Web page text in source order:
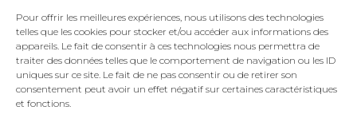
Pour offrir les meilleures expériences, nous utilisons des technologies
telles que les cookies pour stocker et/ou accéder aux informations des
appareils. Le fait de consentir à ces technologies nous permettra de
traiter des données telles que le comportement de navigation ou les ID
uniques sur ce site. Le fait de ne pas consentir ou de retirer son
consentement peut avoir un effet négatif sur certaines caractéristiques
et fonctions.
1-877-373-7111
Clavardez